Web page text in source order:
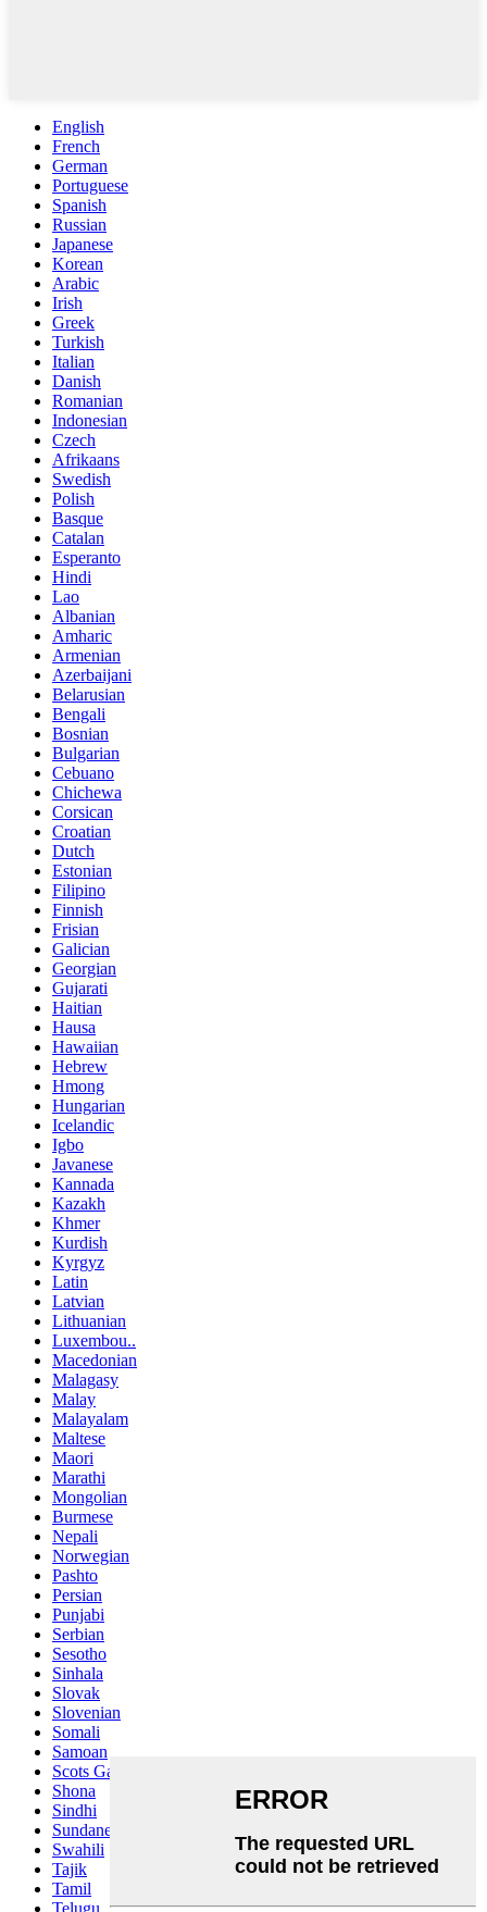
English
French
German
Portuguese
Spanish
Russian
Japanese
Korean
Arabic
Irish
Greek
Turkish
Italian
Danish
Romanian
Indonesian
Czech
Afrikaans
Swedish
Polish
Basque
Catalan
Esperanto
Hindi
Lao
Albanian
Amharic
Armenian
Azerbaijani
Belarusian
Bengali
Bosnian
Bulgarian
Cebuano
Chichewa
Corsican
Croatian
Dutch
Estonian
Filipino
Finnish
Frisian
Galician
Georgian
Gujarati
Haitian
Hausa
Hawaiian
Hebrew
Hmong
Hungarian
Icelandic
Igbo
Javanese
Kannada
Kazakh
Khmer
Kurdish
Kyrgyz
Latin
Latvian
Lithuanian
Luxembou..
Macedonian
Malagasy
Malay
Malayalam
Maltese
Maori
Marathi
Mongolian
Burmese
Nepali
Norwegian
Pashto
Persian
Punjabi
Serbian
Sesotho
Sinhala
Slovak
Slovenian
Somali
Samoan
Scots Gaelic
Shona
Sindhi
Sundanese
Swahili
Tajik
Tamil